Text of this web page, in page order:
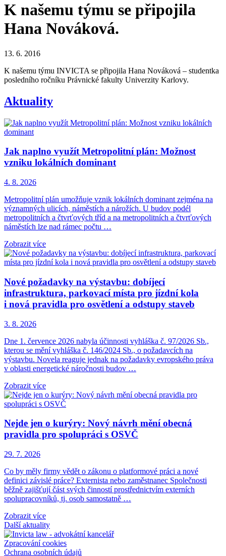
K našemu týmu se připojila
Hana Nováková.
13. 6. 2016
K našemu týmu INVICTA se připojila Hana Nováková – studentka
posledního ročníku Právnické fakulty Univerzity Karlovy.
Aktuality
Jak naplno využít Metropolitní plán: Možnost
vzniku lokálních dominant
4. 8. 2026
Metropolitní plán umožňuje vznik lokálních dominant zejména na
významných ulicích, náměstích a nárožích. U budov podél
metropolitních a čtvrťových tříd a na metropolitních a čtvrťových
náměstích lze nad rámec počtu …
Zobrazit více
Nové požadavky na výstavbu: dobíjecí
infrastruktura, parkovací místa pro jízdní kola
i nová pravidla pro osvětlení a odstupy staveb
3. 8. 2026
Dne 1. července 2026 nabyla účinnosti vyhláška č. 97/2026 Sb.,
kterou se mění vyhláška č. 146/2024 Sb., o požadavcích na
výstavbu. Novela reaguje jednak na požadavky evropského práva
v oblasti energetické náročnosti budov …
Zobrazit více
Nejde jen o kurýry: Nový návrh mění obecná
pravidla pro spolupráci s OSVČ
29. 7. 2026
Co by měly firmy vědět o zákonu o platformové práci a nové
definici závislé práce? Externista nebo zaměstnanec Společnosti
běžně zajišťují část svých činností prostřednictvím externích
spolupracovníků, tj. osob samostatně …
Zobrazit více
Další aktuality
Zpracování cookies
Ochrana osobních údajů